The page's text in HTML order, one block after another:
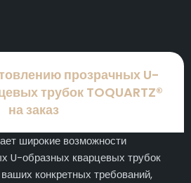
прозрачных U-
трубок TOQUARTZ®
на заказ
широкие возможности
U-образных кварцевых трубок
конкретных требований,